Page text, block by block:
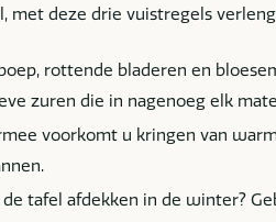
met deze drie vuistregels
rottende bladeren en
zuren die in nagenoeg elk
voorkomt u kringen van
tafel afdekken in de winter?